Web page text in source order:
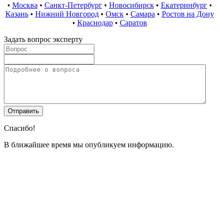
• Москва • Санкт-Петербург• Новосибирск• Екатеринбург•
Казань• Нижний Новгород• Омск• Самара • Ростов на Дону
• Краснодар• Саратов
Задать вопрос эксперту
Спасибо!
В ближайшее время мы опубликуем информацию.